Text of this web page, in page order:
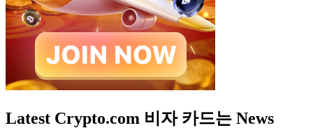
Latest Crypto.com 비자 카드는 News